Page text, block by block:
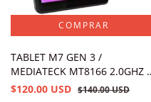
TABLET M7 GEN 3 /
MEDIATECK MT8166 2.0GHZ /
2GB / 32GB / 7 PULGADAS SD
$120.00 USD $140.00 USD